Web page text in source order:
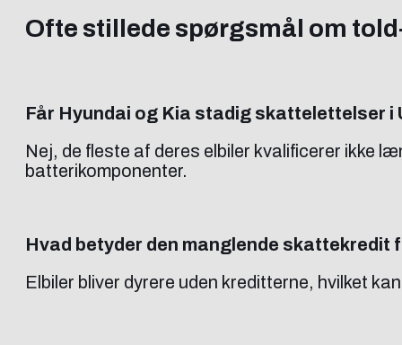
Ofte stillede spørgsmål om
Får Hyundai og Kia stadig skattelettelser i
Nej, de fleste af deres elbiler kvalificerer ikke
batterikomponenter.
Hvad betyder den manglende skattekredit
Elbiler bliver dyrere uden kreditterne, hvilket